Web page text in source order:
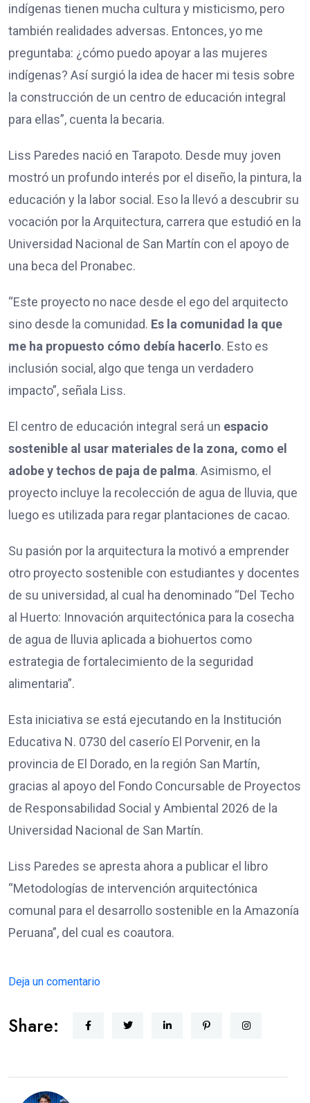
indígenas tienen mucha cultura y misticismo, pero
también realidades adversas. Entonces, yo me
preguntaba: ¿cómo puedo apoyar a las mujeres
indígenas? Así surgió la idea de hacer mi tesis sobre
la construcción de un centro de educación integral
para ellas”, cuenta la becaria.
Liss Paredes nació en Tarapoto. Desde muy joven
mostró un profundo interés por el diseño, la pintura, la
educación y la labor social. Eso la llevó a descubrir su
vocación por la Arquitectura, carrera que estudió en la
Universidad Nacional de San Martín con el apoyo de
una beca del Pronabec.
“Este proyecto no nace desde el ego del arquitecto
sino desde la comunidad. Es la comunidad la que
me ha propuesto cómo debía hacerlo. Esto es
inclusión social, algo que tenga un verdadero
impacto”, señala Liss.
El centro de educación integral será un espacio
sostenible al usar materiales de la zona, como el
adobe y techos de paja de palma. Asimismo, el
proyecto incluye la recolección de agua de lluvia, que
luego es utilizada para regar plantaciones de cacao.
Su pasión por la arquitectura la motivó a emprender
otro proyecto sostenible con estudiantes y docentes
de su universidad, al cual ha denominado “Del Techo
al Huerto: Innovación arquitectónica para la cosecha
de agua de lluvia aplicada a biohuertos como
estrategia de fortalecimiento de la seguridad
alimentaria”.
Esta iniciativa se está ejecutando en la Institución
Educativa N. 0730 del caserío El Porvenir, en la
provincia de El Dorado, en la región San Martín,
gracias al apoyo del Fondo Concursable de Proyectos
de Responsabilidad Social y Ambiental 2026 de la
Universidad Nacional de San Martín.
Liss Paredes se apresta ahora a publicar el libro
“Metodologías de intervención arquitectónica
comunal para el desarrollo sostenible en la Amazonía
Peruana”, del cual es coautora.
Deja un comentario
Share: